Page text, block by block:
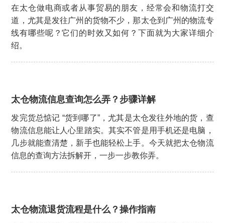
在太仓做电商或者从事贸易的朋友，经常会和物流打交
道，尤其是发往广州的货物不少，那太仓到广州的物流专
线有哪些呢？它们的时效又如何？下面就为大家详细介
绍。
太仓物流信息查询怎么弄？步骤详解
发完货总惦记 “货到哪了”，尤其是太仓发往外地的货，查
物流信息能让人心里踏实。其实不管是用手机还是电脑，
几步就能查清楚，新手也能轻松上手。今天就把太仓物流
信息的查询方法拆解开，一步一步教你弄。
太仓物流退货流程是什么？操作指南